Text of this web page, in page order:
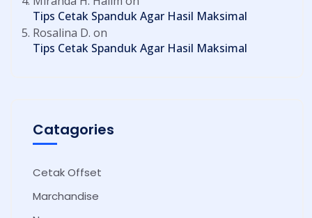
Tips Cetak Spanduk Agar Hasil Maksimal
Rosalina D. on
Tips Cetak Spanduk Agar Hasil Maksimal
Catagories
Cetak Offset
Marchandise